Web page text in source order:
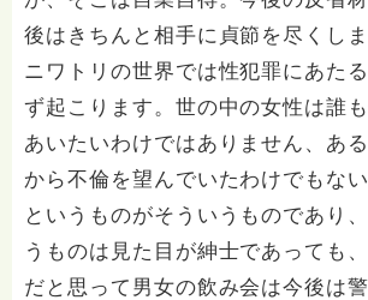
後はきちんと相手に貞節を尽くしま
ニワトリの世界では性犯罪にあた
ず起こります。世の中の女性は誰
あいたいわけではありません、あ
から不倫を望んでいたわけでもな
というものがそういうものであり
うものは見た目が紳士であっても
だと思って男女の飲み会は今後は